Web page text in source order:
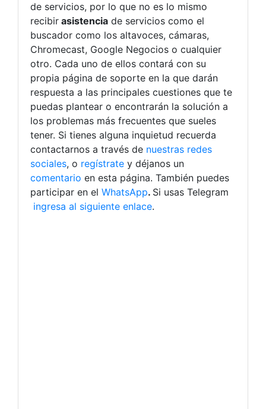
de servicios, por lo que no es lo mismo
recibir asistencia de servicios como el
buscador como los altavoces, cámaras,
Chromecast, Google Negocios o cualquier
otro. Cada uno de ellos contará con su
propia página de soporte en la que darán
respuesta a las principales cuestiones que te
puedas plantear o encontrarán la solución a
los problemas más frecuentes que sueles
tener. Si tienes alguna inquietud recuerda
contactarnos a través de nuestras redes
sociales, o regístrate y déjanos un
comentario en esta página. También puedes
participar en el WhatsApp. Si usas Telegram
ingresa al siguiente enlace.